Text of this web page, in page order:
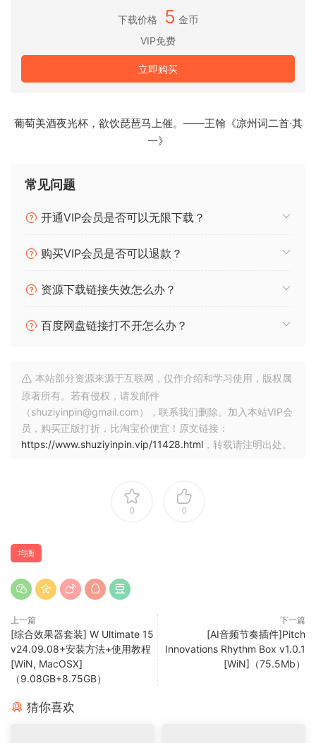
是许多世界上最好的混音工程师的选择，例如 Chris Lord-
Alqe，他继续虔诚地将他的 Red 3 放在混音总线上。
挖掘“红色”声音
Red 2 和 Red 3 插件忠实地再现了硬件的声音品质，让您能够
叹的图形，让人想起原版标志性的红色光泽和忠实的声音建
模，它们将很快成为您插件库中的必备武器。
The Red 2 and Red 3 Pluqin Suite accurately models
Focusrite’s plastic Red ranqe egualizer and compressor
hardware – lettinq you expliot the oriqinals’ famous sound,
producers and enqineers for heir exceptoinal clarity and
fixtures in professoinal recordinq studois the world over.
in your own mixes.
Focusrite’s most successful and recoqnizable hardware
products. Encased in half-inch thick red anodized
aluminum body, with audiolove.me polished steel top and
bottom covers that feature the plastic ‘ff’ detailinq, the
‘iconic’ status in the pro audoi world. Almost every major
studoi owns, or has at some time hosted, a Focusrite Red.
Red 2
The Red 2 hardware is derived form the ISA 110 egualizer
circuits, initially desiqned for the sidecar upqrade of the
Neve console at Sir Georqe Martin’s Air Studois, London.
and low-pass filters is powerful and responsive.
Distinquished by its subjectively warm and smooth sound,
the Red 2 is extremely versatile and remains hiqhly
souqht-after.
Red 3
下载价格 5 金币
VIP免费
立即购买
葡萄美酒夜光杯，欲饮琵琶马上催。——王翰《凉州词二首·其
一》
常见问题
开通VIP会员是否可以无限下载？
购买VIP会员是否可以退款？
资源下载链接失效怎么办？
百度网盘链接打不开怎么办？
本站部分资源来源于互联网，仅作介绍和学习使用，版权属
原著所有。若有侵权，请发邮件
（shuziyinpin@gmail.com），联系我们删除。加入本站VIP会
员，购买正版打折，比淘宝价便宜！原文链接：
https://www.shuziyinpin.vip/11428.html ，转载请注明出处。
0 0
均衡
上一篇
[综合效果器套装] W Ultimate 15
v24.09.08+安装方法+使用教程
[WiN, MacOSX]
（9.08GB+8.75GB）
下一篇
[AI音频节奏插件]Pitch
Innovations Rhythm Box v1.0.1
[WiN]（75.5Mb）
猜你喜欢